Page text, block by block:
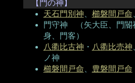
【門の神】
天石門別神
櫛磐間戸命
門守神 （矢大臣、門閽
身、門客）
八衢比古神 ・ 八衢比売神
ノ神
櫛磐間戸命
豊磐間戸命